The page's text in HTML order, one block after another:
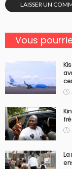
LAISSER UN
Vous
La